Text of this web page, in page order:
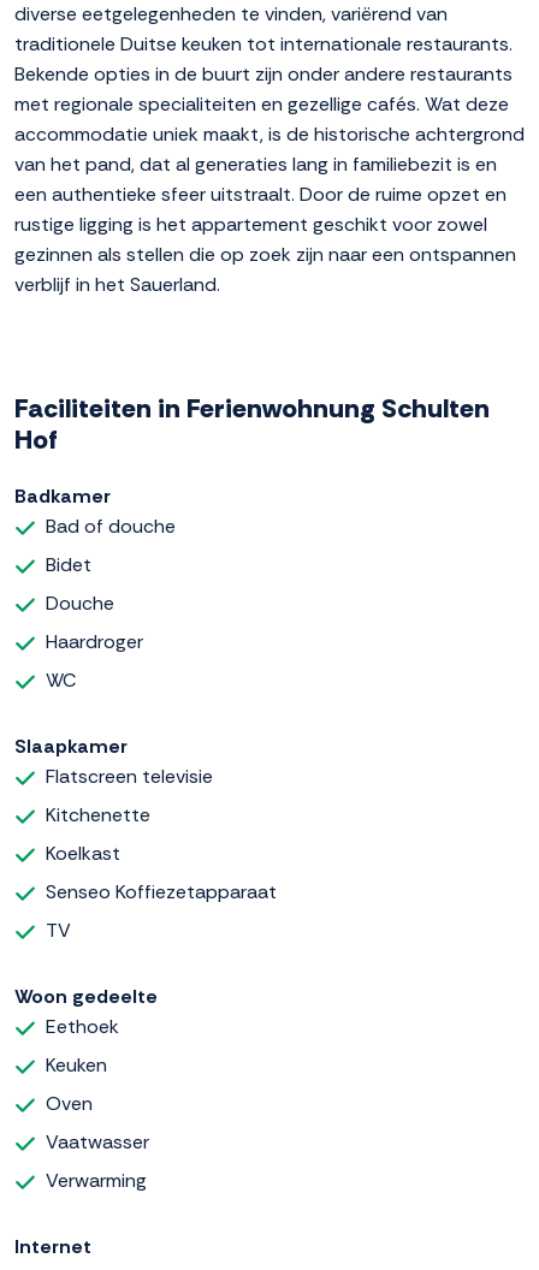
diverse eetgelegenheden te vinden, variërend van
traditionele Duitse keuken tot internationale restaurants.
Bekende opties in de buurt zijn onder andere restaurants
met regionale specialiteiten en gezellige cafés. Wat deze
accommodatie uniek maakt, is de historische achtergrond
van het pand, dat al generaties lang in familiebezit is en
een authentieke sfeer uitstraalt. Door de ruime opzet en
rustige ligging is het appartement geschikt voor zowel
gezinnen als stellen die op zoek zijn naar een ontspannen
verblijf in het Sauerland.
Faciliteiten in Ferienwohnung Schulten
Hof
Badkamer
Bad of douche
Bidet
Douche
Haardroger
WC
Slaapkamer
Flatscreen televisie
Kitchenette
Koelkast
Senseo Koffiezetapparaat
TV
Woon gedeelte
Eethoek
Keuken
Oven
Vaatwasser
Verwarming
Internet